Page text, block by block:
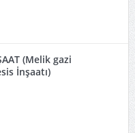
(Melik gazi
İnşaatı)